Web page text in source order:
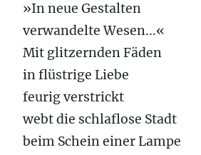
»In neue Gestalten
verwandelte Wesen...«
Mit glitzernden Fäden
in flüstrige Liebe
feurig verstrickt
webt die schlaflose Stadt
beim Schein einer Lampe